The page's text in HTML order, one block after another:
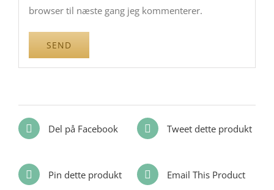
browser til næste gang jeg kommenterer.
Del på Facebook Tweet dette produkt
Pin dette produkt Email This Product